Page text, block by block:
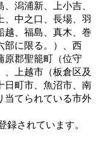
潟浦新、上小吉、
、中之口、長場、羽
越、福島、真木、巻
部に限る。）、西
原郡聖籠町（位守
、上越市（板倉区及
日町市、魚沼市、南
当てられている市外
録されています。